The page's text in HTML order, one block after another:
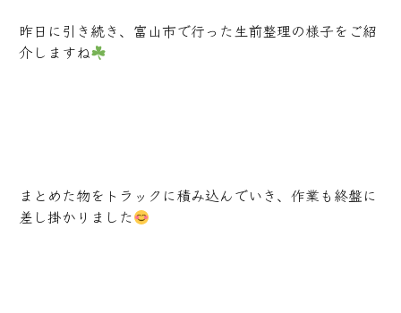
昨日に引き続き、富山市で行った生前整理の様子をご紹
介しますね
まとめた物をトラックに積み込んでいき、作業も終盤に
差し掛かりました